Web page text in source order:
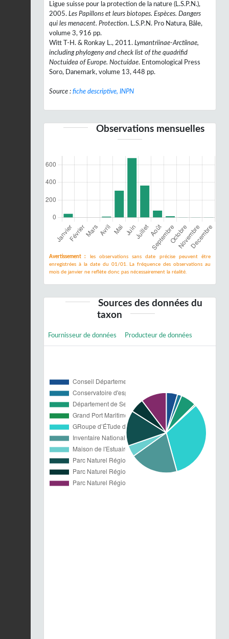
Ligue suisse pour la protection de la nature (L.S.P.N.),
2005. Les Papillons et leurs biotopes. Espèces. Dangers
qui les menacent. Protection. L.S.P.N. Pro Natura, Bâle,
volume 3, 916 pp.
Witt T-H. & Ronkay L., 2011. Lymantriinae-Arctiinae,
including phylogeny and check list of the quadrifid
Noctuidea of Europe. Noctuidae. Entomological Press
Soro, Danemark, volume 13, 448 pp.
Source : fiche descriptive, INPN
Observations mensuelles
Avertissement :
les observations sans date précise peuvent être
enregistrées à la date du 01/01. La fréquence des observations au
mois de janvier ne reflète donc pas nécessairement la réalité.
Sources des données du
taxon
Fournisseur de données Producteur de données